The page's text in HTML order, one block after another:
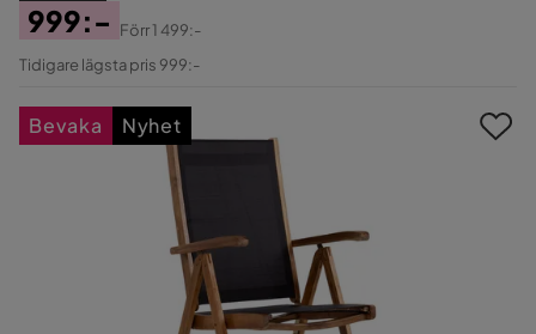
Pris
999:-
Original
Förr1 499:-
Tidigare lägsta pris 999:-
Bevaka Nyhet